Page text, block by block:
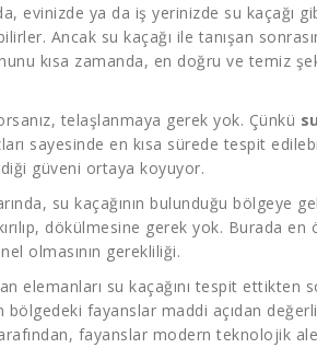
ya da iş yerinizde su kaçağı
Ancak su kaçağı ile tanışan
kısa zamanda, en doğru ve temiz
telaşlanmaya gerek yok. Çünkü
sayesinde en kısa sürede tespit
güveni ortaya koyuyor.
su kaçağının bulunduğu
dökülmesine gerek yok. Burada
olmasının gerekliliği.
su kaçağını tespit ettikten
bölgedeki fayanslar maddi açıdan
fayanslar modern teknolojik